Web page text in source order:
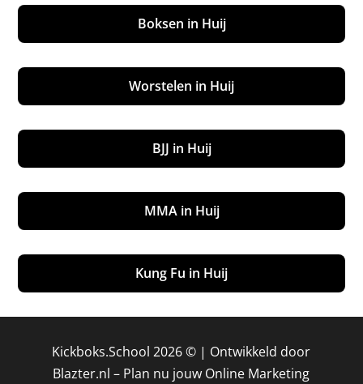
Boksen in Huij
Worstelen in Huij
BJJ in Huij
MMA in Huij
Kung Fu in Huij
Kickboks.School 2026 © | Ontwikkeld door
Blazter.nl – Plan nu jouw Online Marketing